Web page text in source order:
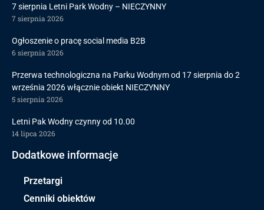
7 sierpnia Letni Park Wodny – NIECZYNNY
7 sierpnia 2026
Ogłoszenie o pracę social media B2B
6 sierpnia 2026
Przerwa technologiczna na Parku Wodnym od 17 sierpnia do 2
września 2026 włącznie obiekt NIECZYNNY
5 sierpnia 2026
Letni Pak Wodny czynny od 10.00
14 lipca 2026
Dodatkowe informacje
Przetargi
Cenniki obiektów